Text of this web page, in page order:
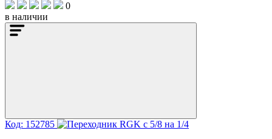
0
в наличии
Код: 152785